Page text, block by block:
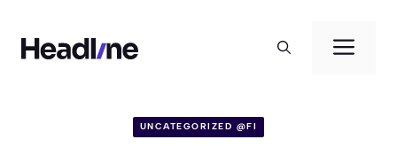
sisältöön
UNCATEGORIZED @FI